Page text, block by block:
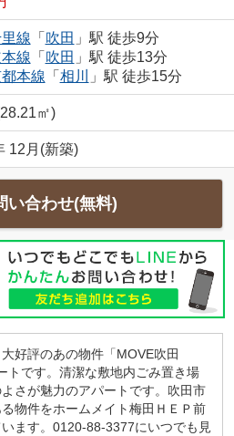
線 「 吹田 」駅 徒歩9分
線 「 吹田 」駅 徒歩13分
本線 「 相川 」駅 徒歩15分
㎡)
12月(新築)
い合わせ(無料)
好評のあの物件「MOVE吹田
トです。清潔な敷地内ごみ置き場
さが魅力のアパートです。吹田市
物件をホームメイト梅田ＨＥＰ前
ます。0120-88-3377にいつでも見